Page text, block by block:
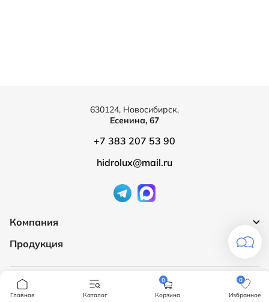
Компания
О компании
Доставка и оплата
Обмен и возврат
Продукция
Ванны
Мебель для ванной
630124, Новосибирск,
Есенина, 67
+7 383 207 53 90
hidrolux@mail.ru
Главная Каталог
0
Корзина
0
Избранное